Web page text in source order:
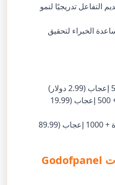
التفاعل تدريجيًا لنمو
الخبراء لتحقيق
5000 مشاهدة + 500 إعجاب (19.99
50000 مشاهدة + 1000 إعجاب (89.99
تعظيم النتائج بميزات Godofpanel